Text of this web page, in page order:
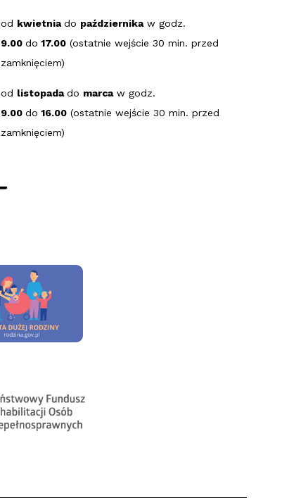
od kwietniado październikaw godz.
9.00 do 17.00 (ostatnie wejście 30 min. przed
zamknięciem)
od listopadado marcaw godz.
9.00 do 16.00 (ostatnie wejście 30 min. przed
zamknięciem)